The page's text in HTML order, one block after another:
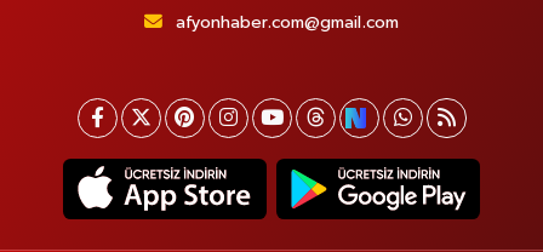
afyonhaber.com@gmail.com